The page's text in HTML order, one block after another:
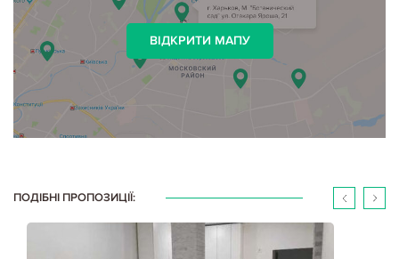
ВІДКРИТИ МАПУ
ПОДІБНІ ПРОПОЗИЦІЇ: